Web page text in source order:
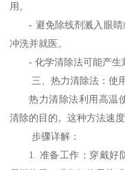
用。
- 避免除线剂溅入眼
冲洗并就医。
-化学清除法可能产生
三、热力清除法：使
热力清除法利用高温
清除的目的。这种方法速
步骤详解：
1. 准备工作：穿戴好